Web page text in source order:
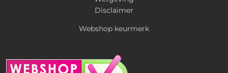
Disclaimer
Webshop keurmerk